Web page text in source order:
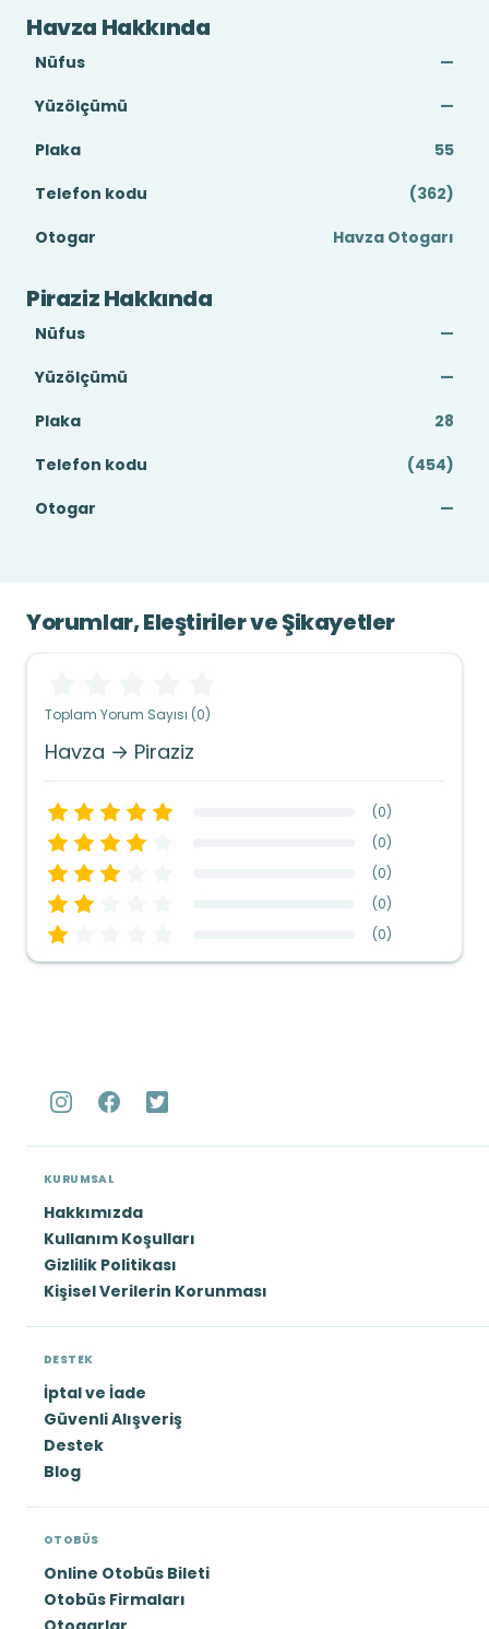
Havza Hakkında
Nüfus
—
Yüzölçümü
—
Plaka
55
Telefon kodu
(362)
Otogar
Havza Otogarı
Piraziz Hakkında
Nüfus
—
Yüzölçümü
—
Plaka
28
Telefon kodu
(454)
Otogar
—
Yorumlar, Eleştiriler ve Şikayetler
Toplam Yorum Sayısı (0)
Havza → Piraziz
(0)
(0)
(0)
(0)
(0)
KURUMSAL
Hakkımızda
Kullanım Koşulları
Gizlilik Politikası
Kişisel Verilerin Korunması
DESTEK
İptal ve İade
Güvenli Alışveriş
Destek
Blog
OTOBÜS
Online Otobüs Bileti
Otobüs Firmaları